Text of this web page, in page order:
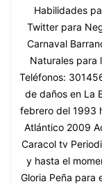
Habilidades
Twitter para
Carnaval
Naturales para
Teléfonos:
de daños en La
febrero del 1993
Atlántico 2009
Caracol tv
y hasta el
Gloria Peña para